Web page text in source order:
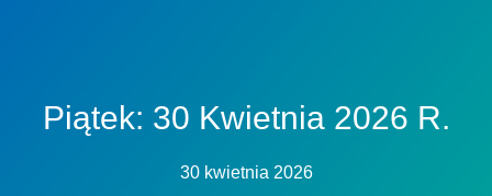
Piątek: 30 Kwietnia 2026 R.
30 kwietnia 2026